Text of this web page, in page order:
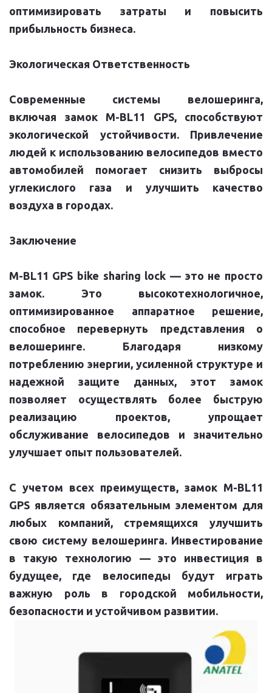
оптимизировать затраты и повысить
прибыльность бизнеса.
Экологическая Ответственность
Современные системы велошеринга,
включая замок M-BL11 GPS, способствуют
экологической устойчивости. Привлечение
людей к использованию велосипедов вместо
автомобилей помогает снизить выбросы
углекислого газа и улучшить качество
воздуха в городах.
Заключение
M-BL11 GPS bike sharing lock — это не просто
замок. Это высокотехнологичное,
оптимизированное аппаратное решение,
способное перевернуть представления о
велошеринге. Благодаря низкому
потреблению энергии, усиленной структуре и
надежной защите данных, этот замок
позволяет осуществлять более быструю
реализацию проектов, упрощает
обслуживание велосипедов и значительно
улучшает опыт пользователей.
С учетом всех преимуществ, замок M-BL11
GPS является обязательным элементом для
любых компаний, стремящихся улучшить
свою систему велошеринга. Инвестирование
в такую технологию — это инвестиция в
будущее, где велосипеды будут играть
важную роль в городской мобильности,
безопасности и устойчивом развитии.